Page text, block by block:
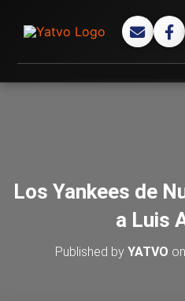
Los Yankees de
a Luis
Published by YATVO on